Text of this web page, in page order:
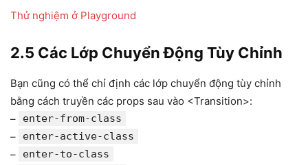
Thửnghiệm ở Playground
2.5 Các Lớp Chuyển Động Tùy Chỉnh
Bạn cũng có thể chỉ định các lớp chuyển động tùy chỉnh
bằng cách truyền các props sau vào <Transition>:
–
enter-from-class
– enter-active-class
– enter-to-class